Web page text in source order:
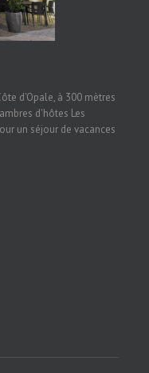
d'Opale, à 300 mètres
d'hôtes Les
un séjour de vacances